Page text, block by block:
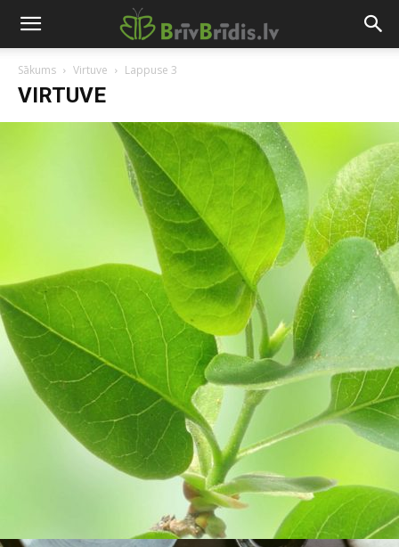
Sākums Virtuve Lappuse 3
VIRTUVE